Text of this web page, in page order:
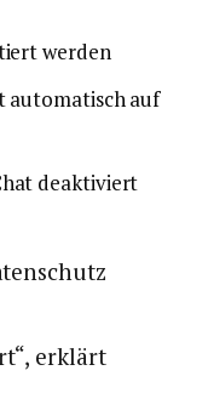
werden
automatisch auf
deaktiviert
erklärt